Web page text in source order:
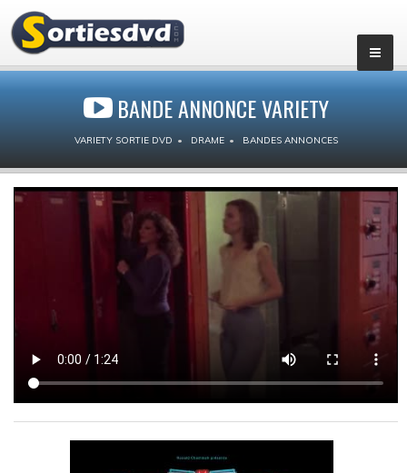
BANDE ANNONCE VARIETY
VARIETY SORTIE DVD DRAME BANDES ANNONCES